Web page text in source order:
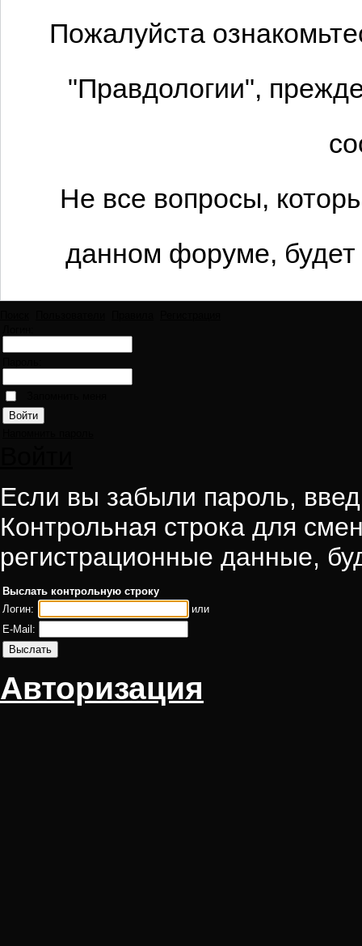
Пожалуйста
"Правдологии",
Не все вопросы,
данном форуме,
Если вы забыли пароль,
Контрольная строка для
регистрационные данные,
Выслать контрольную строку
Логин:
или
E-Mail:
Авторизация